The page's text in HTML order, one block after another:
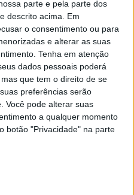
parte e pela parte dos
descrito acima. Em
o consentimento ou para
e alterar as suas
Tenha em atenção
dados pessoais poderá
que tem o direito de se
preferências serão
Você pode alterar suas
a qualquer momento
botão "Privacidade" na parte